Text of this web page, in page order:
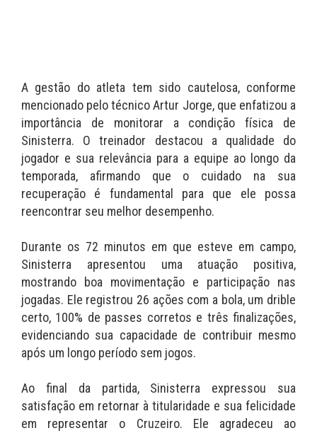
A gestão do atleta tem sido cautelosa, conforme
mencionado pelo técnico Artur Jorge, que enfatizou a
importância de monitorar a condição física de
Sinisterra. O treinador destacou a qualidade do
jogador e sua relevância para a equipe ao longo da
temporada, afirmando que o cuidado na sua
recuperação é fundamental para que ele possa
reencontrar seu melhor desempenho.
Durante os 72 minutos em que esteve em campo,
Sinisterra apresentou uma atuação positiva,
mostrando boa movimentação e participação nas
jogadas. Ele registrou 26 ações com a bola, um drible
certo, 100% de passes corretos e três finalizações,
evidenciando sua capacidade de contribuir mesmo
após um longo período sem jogos.
Ao final da partida, Sinisterra expressou sua
satisfação em retornar à titularidade e sua felicidade
em representar o Cruzeiro. Ele agradeceu ao